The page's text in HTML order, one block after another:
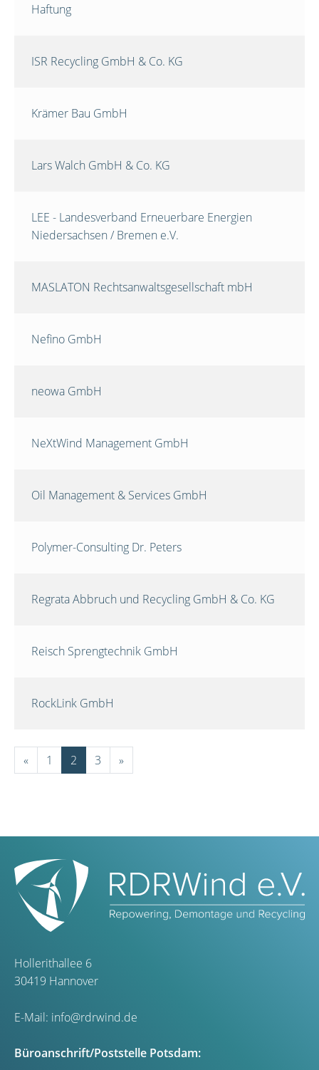
Haftung
ISR Recycling GmbH & Co. KG
Krämer Bau GmbH
Lars Walch GmbH & Co. KG
LEE - Landesverband Erneuerbare Energien
Niedersachsen / Bremen e.V.
MASLATON Rechtsanwaltsgesellschaft mbH
Nefino GmbH
neowa GmbH
NeXtWind Management GmbH
Oil Management & Services GmbH
Polymer-Consulting Dr. Peters
Regrata Abbruch und Recycling GmbH & Co. KG
Reisch Sprengtechnik GmbH
RockLink GmbH
« 1 2 3 »
Hollerithallee 6
30419 Hannover
E-Mail: info@rdrwind.de
Büroanschrift/Poststelle Potsdam: